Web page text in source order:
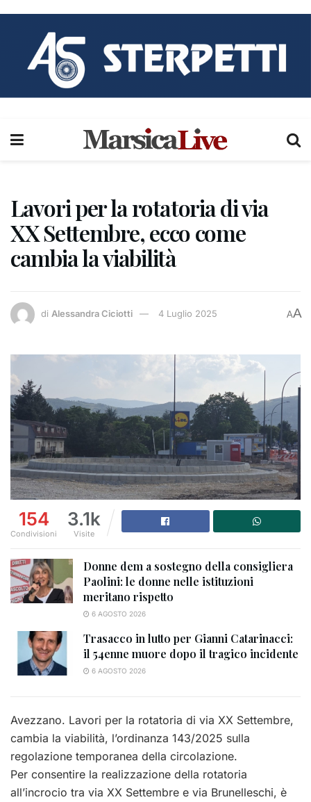
Lavori per la rotatoria di via
XX Settembre, ecco come
cambia la viabilità
di Alessandra Ciciotti 4 Luglio 2025 AA
154
Condivisioni
3.1k
Visite
Donne dem a sostegno della consigliera
Paolini: le donne nelle istituzioni
meritano rispetto
6 AGOSTO 2026
Trasacco in lutto per Gianni Catarinacci:
il 54enne muore dopo il tragico incidente
6 AGOSTO 2026
Avezzano. Lavori per la rotatoria di via XX Settembre,
cambia la viabilità, l’ordinanza 143/2025 sulla
regolazione temporanea della circolazione.
Per consentire la realizzazione della rotatoria
all’incrocio tra via XX Settembre e via Brunelleschi, è